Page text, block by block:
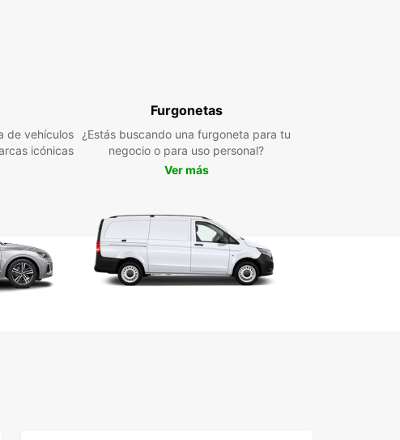
Reserva ahora con Europcar y aprovecha al máximo tu
ciudad tiene para ofrecer con la libertad y comodidad
de tu propio vehículo de alquiler!
de vehículos
icónicas
Furgonetas
¿Estás buscando una furgoneta para tu
negocio o para uso personal?
Ver más